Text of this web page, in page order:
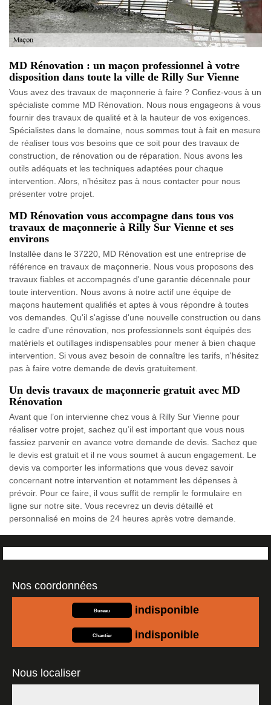
MD Rénovation : un maçon professionnel à votre
disposition dans toute la ville de Rilly Sur Vienne
Vous avez des travaux de maçonnerie à faire ? Confiez-vous à un
spécialiste comme MD Rénovation. Nous nous engageons à vous
fournir des travaux de qualité et à la hauteur de vos exigences.
Spécialistes dans le domaine, nous sommes tout à fait en mesure
de réaliser tous vos besoins que ce soit pour des travaux de
construction, de rénovation ou de réparation. Nous avons les
outils adéquats et les techniques adaptées pour chaque
intervention. Alors, n’hésitez pas à nous contacter pour nous
présenter votre projet.
MD Rénovation vous accompagne dans tous vos
travaux de maçonnerie à Rilly Sur Vienne et ses
environs
Installée dans le 37220, MD Rénovation est une entreprise de
référence en travaux de maçonnerie. Nous vous proposons des
travaux fiables et accompagnés d'une garantie décennale pour
toute intervention. Nous avons à notre actif une équipe de
maçons hautement qualifiés et aptes à vous répondre à toutes
vos demandes. Qu'il s'agisse d'une nouvelle construction ou dans
le cadre d'une rénovation, nos professionnels sont équipés des
matériels et outillages indispensables pour mener à bien chaque
intervention. Si vous avez besoin de connaître les tarifs, n'hésitez
pas à faire votre demande de devis gratuitement.
Un devis travaux de maçonnerie gratuit avec MD
Rénovation
Avant que l’on intervienne chez vous à Rilly Sur Vienne pour
réaliser votre projet, sachez qu’il est important que vous nous
fassiez parvenir en avance votre demande de devis. Sachez que
le devis est gratuit et il ne vous soumet à aucun engagement. Le
devis va comporter les informations que vous devez savoir
concernant notre intervention et notamment les dépenses à
prévoir. Pour ce faire, il vous suffit de remplir le formulaire en
ligne sur notre site. Vous recevrez un devis détaillé et
personnalisé en moins de 24 heures après votre demande.
Nos coordonnées
Bureau indisponible
Chantier indisponible
Nous localiser